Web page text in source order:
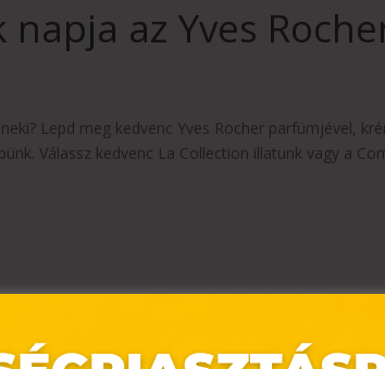
napja az Yves
Lepd meg kedvenc Yves Rocher parfümjével,
Válassz kedvenc La Collection illatunk vagy a